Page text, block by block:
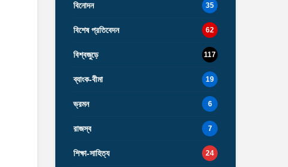
বিনোদন 35
বিশেষ প্রতিবেদন 62
বিশ্বজুড়ে 117
ব্যাংক-বীমা 19
ভ্রমন 6
রাজস্ব 7
শিক্ষা-সাহিত্য 24